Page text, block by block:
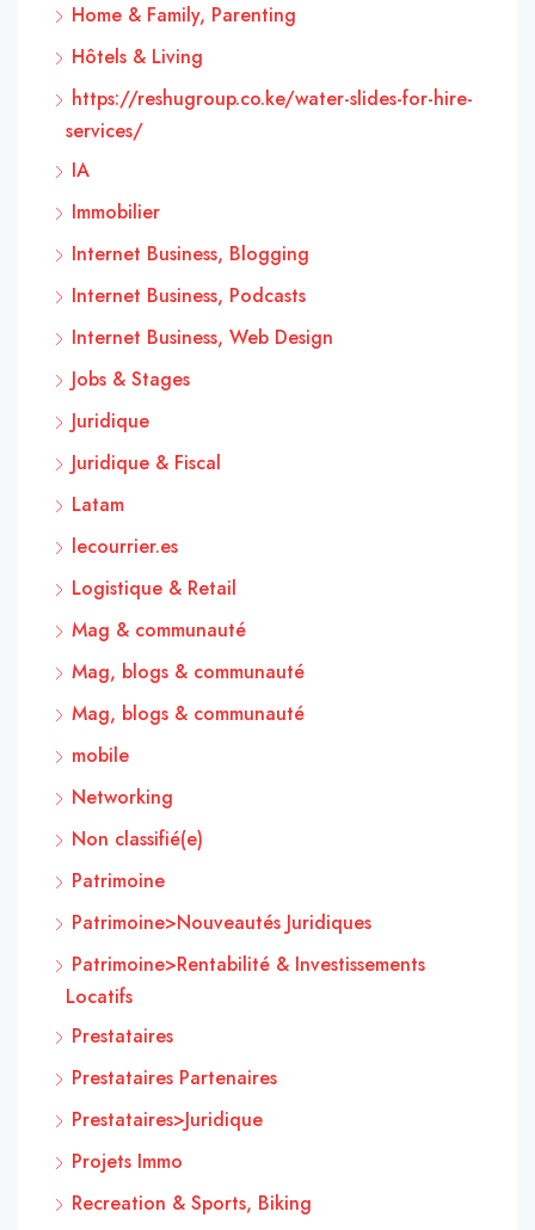
Home & Family, Parenting
Hôtels & Living
https://reshugroup.co.ke/water-slides-for-hire-
services/
IA
Immobilier
Internet Business, Blogging
Internet Business, Podcasts
Internet Business, Web Design
Jobs & Stages
Juridique
Juridique & Fiscal
Latam
lecourrier.es
Logistique & Retail
Mag & communauté
Mag, blogs & communauté
Mag, blogs & communauté
mobile
Networking
Non classifié(e)
Patrimoine
Patrimoine>Nouveautés Juridiques
Patrimoine>Rentabilité & Investissements
Locatifs
Prestataires
Prestataires Partenaires
Prestataires>Juridique
Projets Immo
Recreation & Sports, Biking